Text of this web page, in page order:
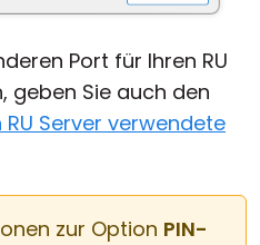
Port für Ihren RU
geben Sie auch den
RU Server verwendete
zur Option PIN-